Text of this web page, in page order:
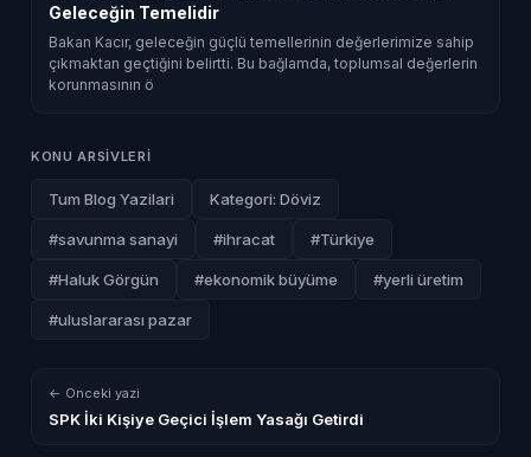
Geleceğin Temelidir
Bakan Kacır, geleceğin güçlü temellerinin değerlerimize sahip
çıkmaktan geçtiğini belirtti. Bu bağlamda, toplumsal değerlerin
korunmasının ö
KONU ARSIVLERI
Tum Blog Yazilari Kategori: Döviz
#savunma sanayi #ihracat #Türkiye
#Haluk Görgün #ekonomik büyüme #yerli üretim
#uluslararası pazar
← Onceki yazi
SPK İki Kişiye Geçici İşlem Yasağı Getirdi